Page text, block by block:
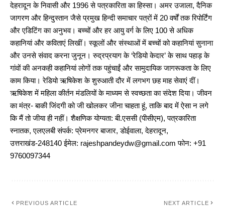
देहरादून के निवासी और 1996 से पत्रकारिता का हिस्सा। अमर उजाला, दैनिक
जागरण और हिन्दुस्तान जैसे प्रमुख हिन्दी समाचार पत्रों में 20 वर्षों तक रिपोर्टिंग
और एडिटिंग का अनुभव। बच्चों और हर आयु वर्ग के लिए 100 से अधिक
कहानियां और कविताएं लिखीं। स्कूलों और संस्थाओं में बच्चों को कहानियां सुनाना
और उनसे संवाद करना जुनून। रुद्रप्रयाग के ‘रेडियो केदार’ के साथ पहाड़ के
गांवों की अनकही कहानियां लोगों तक पहुंचाईं और सामुदायिक जागरूकता के लिए
काम किया। रेडियो ऋषिकेश के शुरुआती दौर में लगभग छह माह सेवाएं दीं।
ऋषिकेश में महिला कीर्तन मंडलियों के माध्यम से स्वच्छता का संदेश दिया। जीवन
का मंत्र- बाकी जिंदगी को जी खोलकर जीना चाहता हूं, ताकि बाद में ऐसा न लगे
कि मैं तो जीया ही नहीं। शैक्षणिक योग्यता: बी.एससी (पीसीएम), पत्रकारिता
स्नातक, एलएलबी संपर्क: प्रेमनगर बाजार, डोईवाला, देहरादून,
उत्तराखंड-248140 ईमेल: rajeshpandeydw@gmail.com फोन: +91
9760097344
PREVIOUS ARTICLE NEXT ARTICLE